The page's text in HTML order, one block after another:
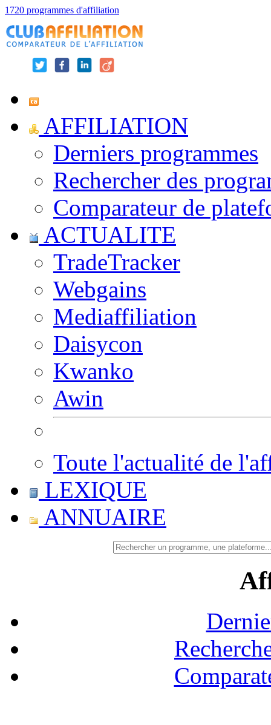
1720 programmes d'affiliation
AFFILIATION
Derniers programmes
Rechercher des
Comparateur de
ACTUALITE
TradeTracker
Webgains
Mediaffiliation
Daisycon
Kwanko
Awin
Toute l'actualité de
LEXIQUE
ANNUAIRE